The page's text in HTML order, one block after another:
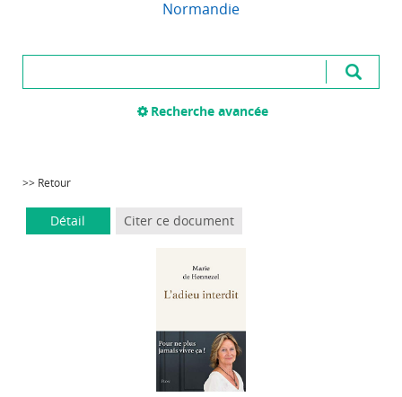
Normandie
Recherche avancée
>> Retour
Détail Citer ce document